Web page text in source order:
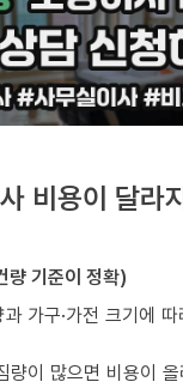
비용이 달라
량 기준이 정확)
가구·가전 크기에
량이 많으면 비용이